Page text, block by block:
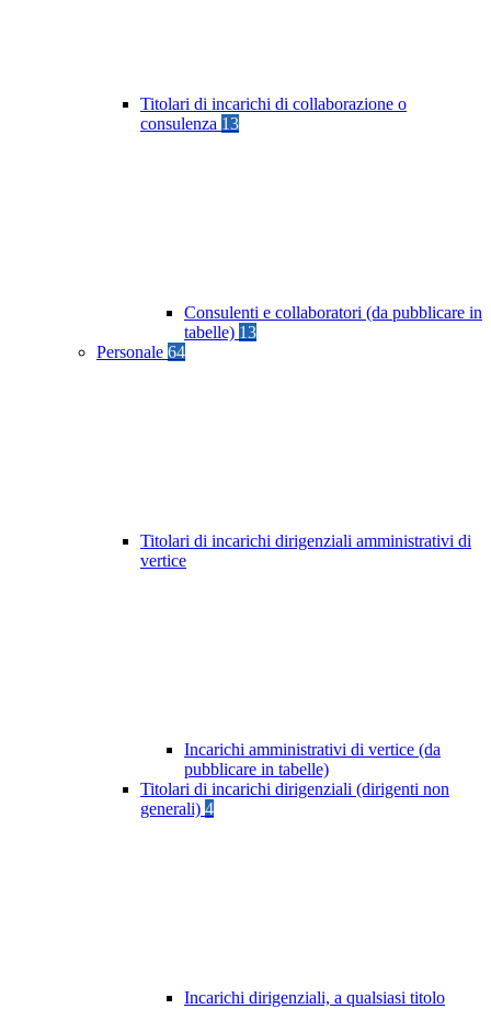
Titolari di incarichi di collaborazione o
consulenza 13
Consulenti e collaboratori (da pubblicare in
tabelle) 13
Personale 64
Titolari di incarichi dirigenziali amministrativi di
vertice
Incarichi amministrativi di vertice (da
pubblicare in tabelle)
Titolari di incarichi dirigenziali (dirigenti non
generali) 4
Incarichi dirigenziali, a qualsiasi titolo